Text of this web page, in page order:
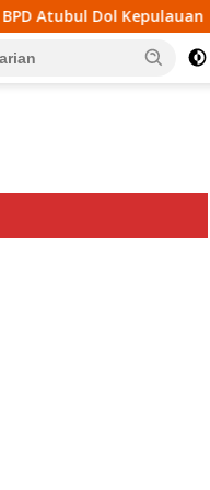
Tanimbar Gelar